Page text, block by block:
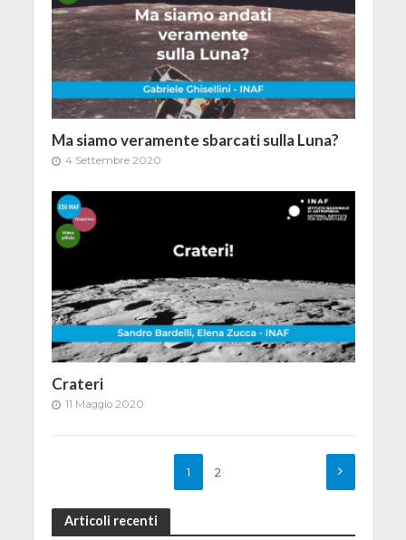
Ma siamo veramente sbarcati sulla Luna?
4 Settembre 2020
Crateri
11 Maggio 2020
1 2
Articoli recenti